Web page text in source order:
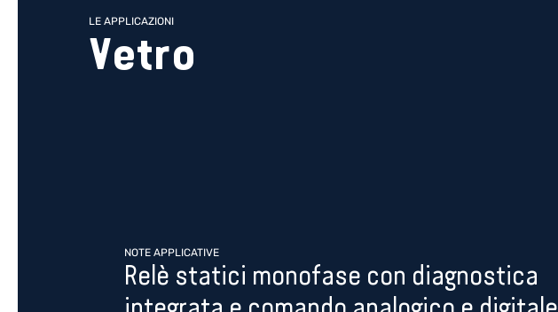
LE APPLICAZIONI
Vetro
NOTE APPLICATIVE
Relè statici monofase con diagnostica